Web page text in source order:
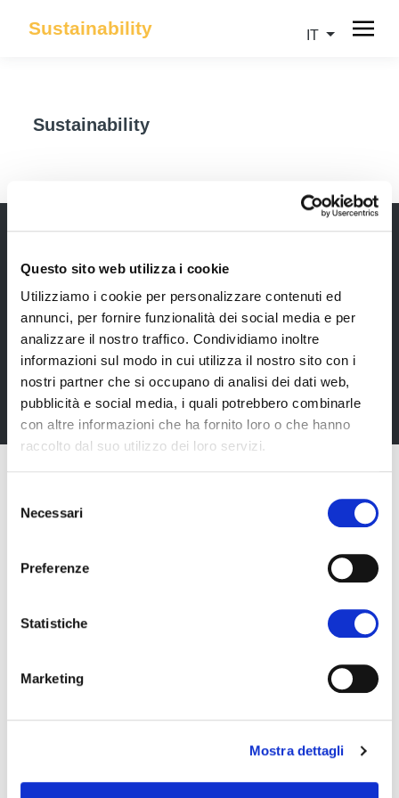
Questo sito web utilizza i cookie
Utilizziamo i cookie per personalizzare contenuti ed
annunci, per fornire funzionalità dei social media e per
analizzare il nostro traffico. Condividiamo inoltre
informazioni sul modo in cui utilizza il nostro sito con i
nostri partner che si occupano di analisi dei dati web,
pubblicità e social media, i quali potrebbero combinarle
con altre informazioni che ha fornito loro o che hanno
raccolto dal suo utilizzo dei loro servizi.
delNecessari
Preferenze
Statistiche
Marketing
Mostra dettagli
Sustainability IT
Sustainability
Rimani sempre aggiornata*o sui nostri eventi, ricevi
informazioni utili in anteprima! Naturalmente senza
alcun costo.
Iscriviti alla Newsletter
39100 Bolzano BZ